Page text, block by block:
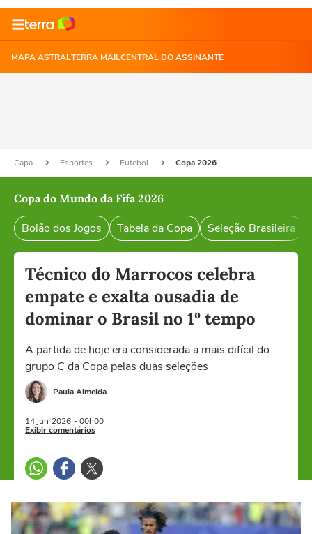
MAPA ASTRALTERRA MAILCENTRAL DO ASSINANTE
Capa Esportes Futebol Copa 2026
Copa do Mundo da Fifa 2026
Bolão dos Jogos Tabela da Copa Seleção Brasileira
Técnico do Marrocos celebra
empate e exalta ousadia de
dominar o Brasil no 1º tempo
A partida de hoje era considerada a mais difícil do
grupo C da Copa pelas duas seleções
Paula Almeida
14 jun 2026 - 00h00
Exibir comentários